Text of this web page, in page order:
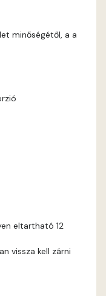
minőségétől, a a
eltartható 12
vissza kell zárni